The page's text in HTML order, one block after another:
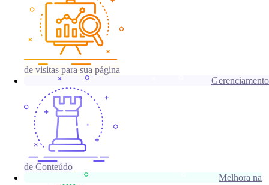
de visitas para sua página
Gerenciamento
de Conteúdo
Melhora na